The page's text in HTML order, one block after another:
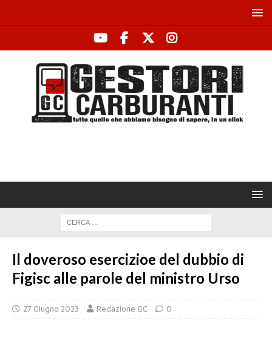
Il doveroso esercizioe del dubbio di
Figisc alle parole del ministro Urso
27 Giugno 2023 Redazione GC 0